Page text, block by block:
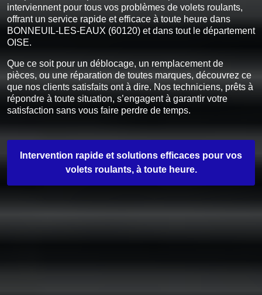
interviennent pour tous vos problèmes de volets roulants,
offrant un service rapide et efficace à toute heure dans
BONNEUIL-LES-EAUX (60120) et dans tout le département
OISE.
Que ce soit pour un déblocage, un remplacement de
pièces, ou une réparation de toutes marques, découvrez ce
que nos clients satisfaits ont à dire. Nos techniciens, prêts à
répondre à toute situation, s’engagent à garantir votre
satisfaction sans vous faire perdre de temps.
Intervention rapide et solutions efficaces pour vos
volets roulants, à toute heure.